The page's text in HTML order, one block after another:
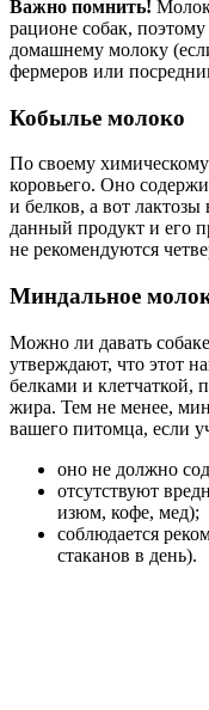
Важно помнить!
рационе собак,
домашнему молоку
фермеров или
Кобылье молоко
По своему химическому
коровьего. Оно
и белков, а вот
данный продукт и его
не рекомендуются
Миндальное
Можно ли давать
утверждают, что этот
белками и клетчаткой,
жира. Тем не менее,
вашего питомца, если
оно не должно
отсутствуют
изюм, кофе, мед);
соблюдается
стаканов в день).